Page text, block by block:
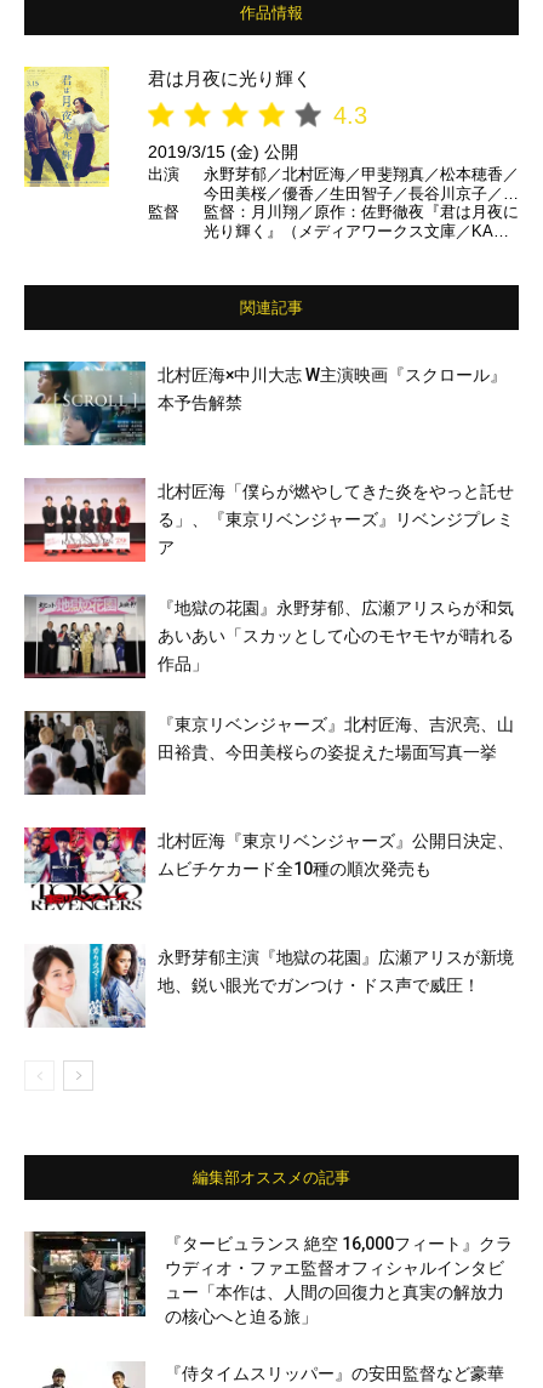
作品情報
君は月夜に光り輝く
4.3
2019/3/15 (金) 公開
出演
永野芽郁／北村匠海／甲斐翔真／松本穂香／
今田美桜／優香／生田智子／長谷川京子／及
川光博／斉藤慎二 ほか
監督
監督：月川翔／原作：佐野徹夜『君は月夜に
光り輝く』（メディアワークス文庫／KADO
関連記事
北村匠海×中川大志 W主演映画『スクロール』
本予告解禁
北村匠海「僕らが燃やしてきた炎をやっと託せ
る」、『東京リベンジャーズ』リベンジプレミ
ア
『地獄の花園』永野芽郁、広瀬アリスらが和気
あいあい「スカッとして心のモヤモヤが晴れる
作品」
『東京リベンジャーズ』北村匠海、吉沢亮、山
田裕貴、今田美桜らの姿捉えた場面写真一挙
北村匠海『東京リベンジャーズ』公開日決定、
ムビチケカード全10種の順次発売も
永野芽郁主演『地獄の花園』広瀬アリスが新境
地、鋭い眼光でガンつけ・ドス声で威圧！
編集部オススメの記事
『タービュランス 絶空 16,000フィート』クラ
ウディオ・ファエ監督オフィシャルインタビ
ュー「本作は、人間の回復力と真実の解放力
の核心へと迫る旅」
『侍タイムスリッパー』の安田監督など豪華